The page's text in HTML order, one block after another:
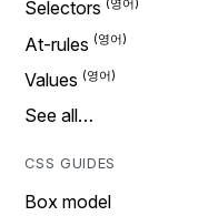
Selectors
At-rules
Values
See all…
CSS GUIDES
Box model